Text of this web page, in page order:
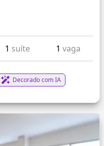
1 suíte 1 vaga
Decorado com IA